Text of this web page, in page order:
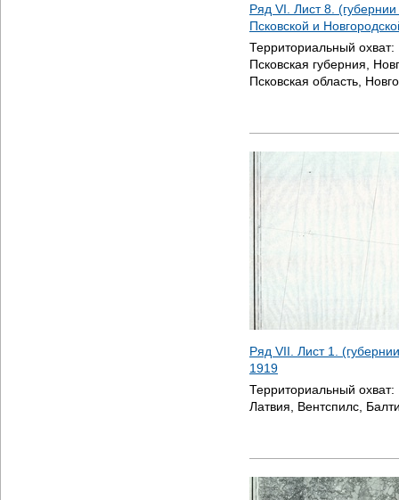
Ряд VI. Лист 8.
Псковской и
Территориальный охват:
Псковская губерния,
Псковская область,
Ряд VII. Лист 1.
1919
Территориальный охват:
Латвия, Вентспилс,